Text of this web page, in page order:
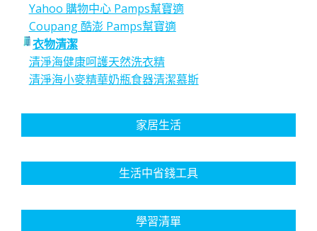
Yahoo 購物中心 Pamps幫寶適
Coupang 酷澎 Pamps幫寶適
衣物清潔
清淨海健康呵護天然洗衣精
清淨海小麥精華奶瓶食器清潔慕斯
家居生活
生活中省錢工具
學習清單